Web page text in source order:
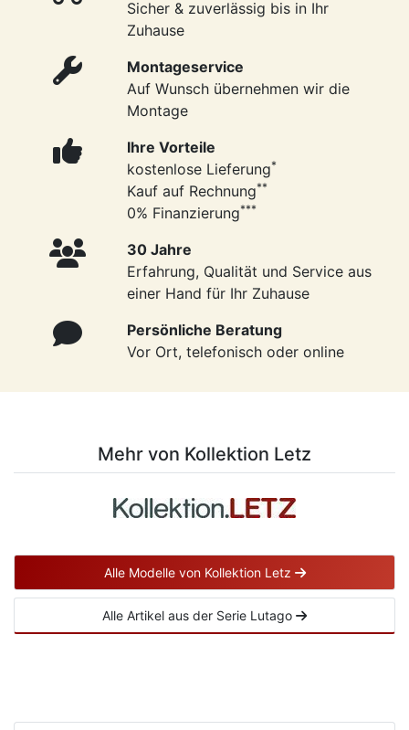
Sicher & zuverlässig bis in Ihr
Zuhause
Montageservice
Auf Wunsch übernehmen wir die
Montage
Ihre Vorteile
kostenlose Lieferung*
Kauf auf Rechnung**
0% Finanzierung***
30 Jahre
Erfahrung, Qualität und Service aus
einer Hand für Ihr Zuhause
Persönliche Beratung
Vor Ort, telefonisch oder online
Mehr von Kollektion Letz
Alle Modelle von Kollektion Letz
Alle Artikel aus der Serie Lutago